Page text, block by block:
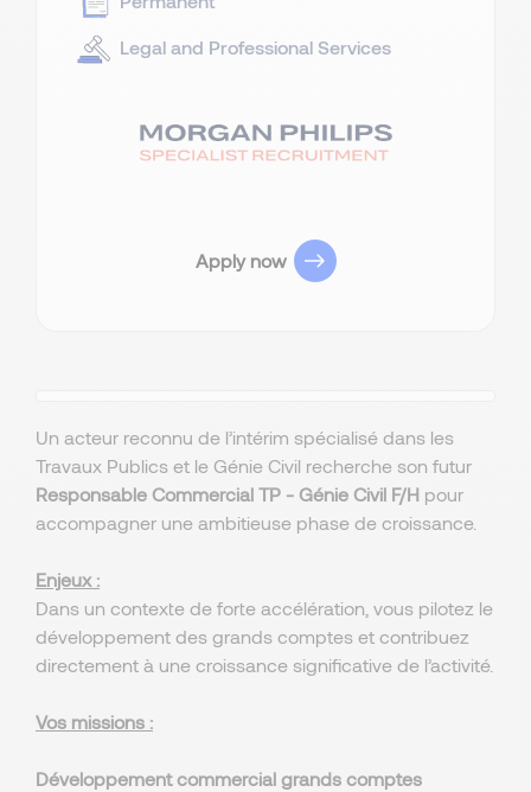
Legal and Professional Services
Apply now
Un acteur reconnu de l’intérim spécialisé dans les
Travaux Publics et le Génie Civil recherche son futur
Responsable Commercial TP - Génie Civil F/H pour
accompagner une ambitieuse phase de croissance.
Enjeux :
Dans un contexte de forte accélération, vous pilotez le
développement des grands comptes et contribuez
directement à une croissance significative de l’activité.
Vos missions :
Développement commercial grands comptes